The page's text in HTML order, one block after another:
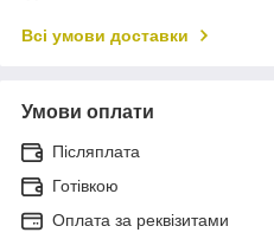
Всі умови доставки
Умови оплати
Післяплата
Готівкою
Оплата за реквізитами